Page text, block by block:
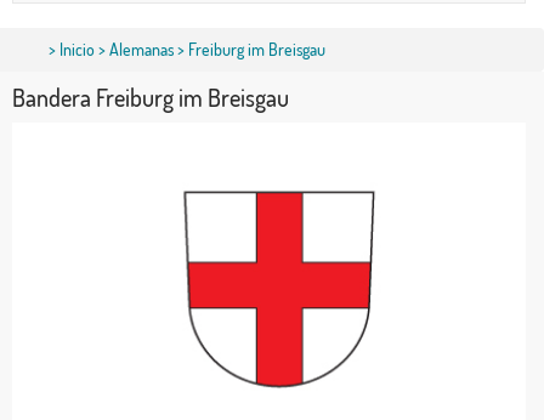
> Inicio>Alemanas> Freiburg im Breisgau
Bandera Freiburg im Breisgau